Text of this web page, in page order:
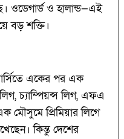
ওডেগার্ড ও হালান্ড—এই
বড় শক্তি।
একের পর এক
লিগ, চ্যাম্পিয়ন্স লিগ, এফএ
মৌসুমে প্রিমিয়ার লিগে
কিন্তু দেশের